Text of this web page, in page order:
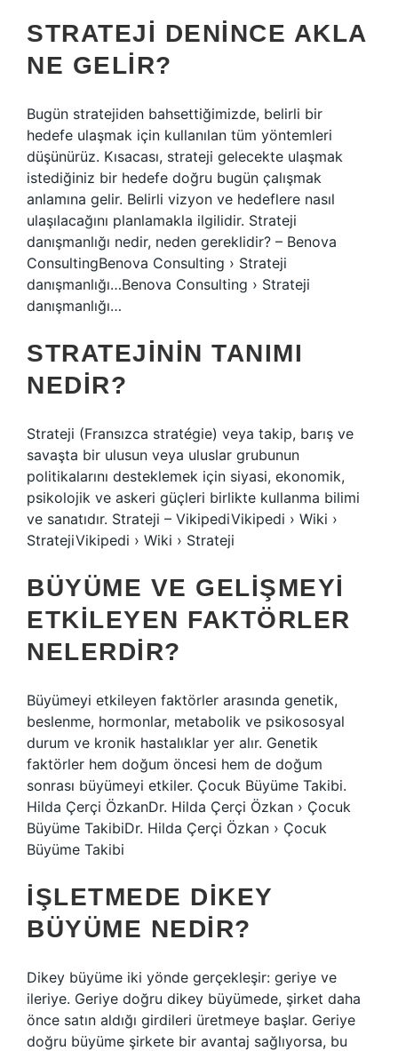
STRATEJI DENINCE AKLA
NE GELIR?
Bugün stratejiden bahsettiğimizde, belirli bir
hedefe ulaşmak için kullanılan tüm yöntemleri
düşünürüz. Kısacası, strateji gelecekte ulaşmak
istediğiniz bir hedefe doğru bugün çalışmak
anlamına gelir. Belirli vizyon ve hedeflere nasıl
ulaşılacağını planlamakla ilgilidir. Strateji
danışmanlığı nedir, neden gereklidir? – Benova
ConsultingBenova Consulting › Strateji
danışmanlığı…Benova Consulting › Strateji
danışmanlığı…
STRATEJININ TANIMI
NEDIR?
Strateji (Fransızca stratégie) veya takip, barış ve
savaşta bir ulusun veya uluslar grubunun
politikalarını desteklemek için siyasi, ekonomik,
psikolojik ve askeri güçleri birlikte kullanma bilimi
ve sanatıdır. Strateji – VikipediVikipedi › Wiki ›
StratejiVikipedi › Wiki › Strateji
BÜYÜME VE GELIŞMEYI
ETKILEYEN FAKTÖRLER
NELERDIR?
Büyümeyi etkileyen faktörler arasında genetik,
beslenme, hormonlar, metabolik ve psikososyal
durum ve kronik hastalıklar yer alır. Genetik
faktörler hem doğum öncesi hem de doğum
sonrası büyümeyi etkiler. Çocuk Büyüme Takibi.
Hilda Çerçi ÖzkanDr. Hilda Çerçi Özkan › Çocuk
Büyüme TakibiDr. Hilda Çerçi Özkan › Çocuk
Büyüme Takibi
İŞLETMEDE DIKEY
BÜYÜME NEDIR?
Dikey büyüme iki yönde gerçekleşir: geriye ve
ileriye. Geriye doğru dikey büyümede, şirket daha
önce satın aldığı girdileri üretmeye başlar. Geriye
doğru büyüme şirkete bir avantaj sağlıyorsa, bu